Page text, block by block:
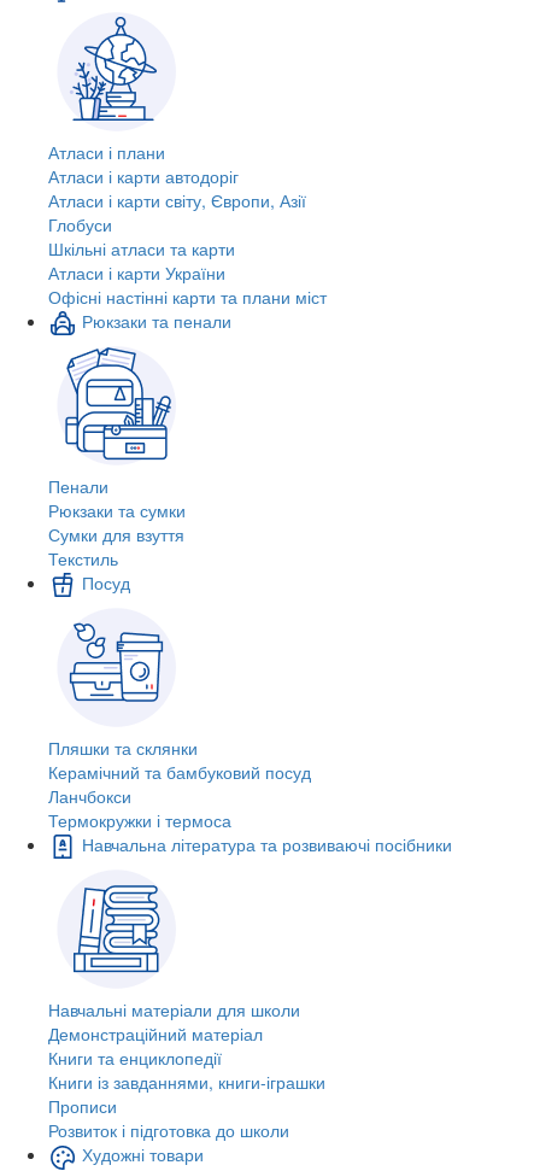
Атласи і плани
Атласи і карти автодоріг
Атласи і карти світу, Європи, Азії
Глобуси
Шкільні атласи та карти
Атласи і карти України
Офісні настінні карти та плани міст
Рюкзаки та пенали
Пенали
Рюкзаки та сумки
Сумки для взуття
Текстиль
Посуд
Пляшки та склянки
Керамічний та бамбуковий посуд
Ланчбокси
Термокружки і термоса
Навчальна література та розвиваючі посібники
Навчальні матеріали для школи
Демонстраційний матеріал
Книги та енциклопедії
Книги із завданнями, книги-іграшки
Прописи
Розвиток і підготовка до школи
Художні товари